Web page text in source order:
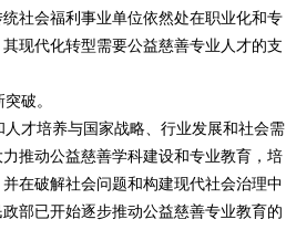
社会福利事业单位依然处在职业化和专
现代化转型需要公益慈善专业人才的支
破。
才培养与国家战略、行业发展和社会需
推动公益慈善学科建设和专业教育，培
在破解社会问题和构建现代社会治理中
部已开始逐步推动公益慈善专业教育的